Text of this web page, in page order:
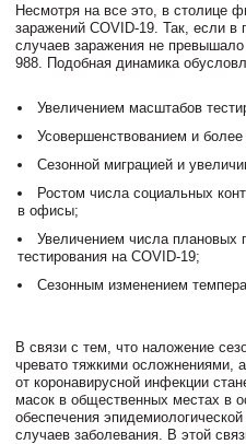
Несмотря на все это, в столице
заражений COVID-19. Так, если в
случаев заражения не превышало
988. Подобная динамика
Увеличением масштабов
Усовершенствованием и
Сезонной миграцией и
Ростом числа социальных
в офисы;
Увеличением числа плановых
тестирования на COVID-19;
Сезонным изменением
В связи с тем, что наложение
чревато тяжкими осложнениями,
от коронавирусной инфекции
масок в общественных местах в
обеспечения
случаев заболевания. В этой